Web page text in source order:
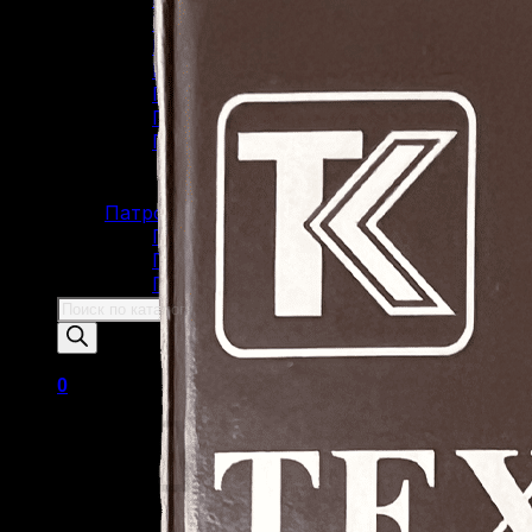
Пистолеты 45 Rubber
Пистолеты 9 Р.А.
Пистолеты Grand Power
Пистолеты Streamer
Пистолеты Гроза
Пистолеты Макарова
Пистолеты ИЖ-79 (МР-79)
Пистолеты МР-80
Патроны
Патроны для гладкоствольного
Патроны для нарезного оружия
Патроны для ОООП
Поиск
товаров
0
Корзина пуста.